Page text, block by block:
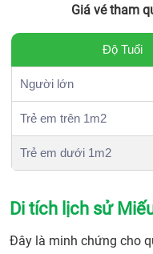
Giá vé tham
Độ Tuổi
Người lớn
Trẻ em trên 1m2
Trẻ em dưới 1m2
Di tích lịch sử
Đây là minh chứng cho